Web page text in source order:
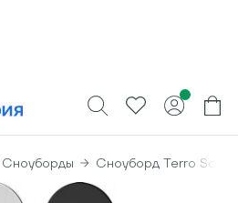
Сноуборды Сноуборд Terro